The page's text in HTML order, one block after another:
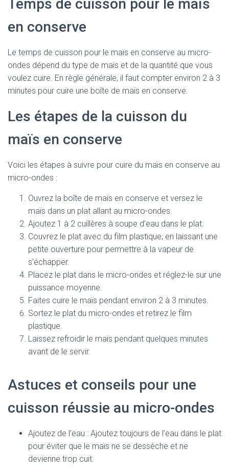
Temps de cuisson pour le maïs
en conserve
Le temps de cuisson pour le maïs en conserve au micro-
ondes dépend du type de maïs et de la quantité que vous
voulez cuire. En règle générale, il faut compter environ 2 à 3
minutes pour cuire une boîte de maïs en conserve.
Les étapes de la cuisson du
maïs en conserve
Voici les étapes à suivre pour cuire du maïs en conserve au
micro-ondes :
Ouvrez la boîte de maïs en conserve et versez le
maïs dans un plat allant au micro-ondes.
Ajoutez 1 à 2 cuillères à soupe d’eau dans le plat.
Couvrez le plat avec du film plastique, en laissant une
petite ouverture pour permettre à la vapeur de
s’échapper.
Placez le plat dans le micro-ondes et réglez-le sur une
puissance moyenne.
Faites cuire le maïs pendant environ 2 à 3 minutes.
Sortez le plat du micro-ondes et retirez le film
plastique.
Laissez refroidir le maïs pendant quelques minutes
avant de le servir.
Astuces et conseils pour une
cuisson réussie au micro-ondes
Ajoutez de l’eau : Ajoutez toujours de l’eau dans le plat
pour éviter que le maïs ne se dessèche et ne
devienne trop cuit.